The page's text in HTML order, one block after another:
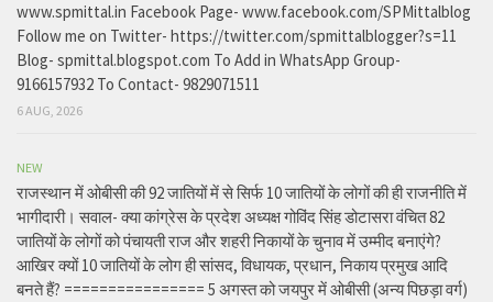
www.spmittal.in Facebook Page- www.facebook.com/SPMittalblog
Follow me on Twitter- https://twitter.com/spmittalblogger?s=11
Blog- spmittal.blogspot.com To Add in WhatsApp Group-
9166157932 To Contact- 9829071511
6 AUG, 2026
NEW
राजस्थान में ओबीसी की 92 जातियों में से सिर्फ 10 जातियों के लोगों की ही राजनीति में
भागीदारी। सवाल- क्या कांग्रेस के प्रदेश अध्यक्ष गोविंद सिंह डोटासरा वंचित 82
जातियों के लोगों को पंचायती राज और शहरी निकायों के चुनाव में उम्मीद बनाएंगे?
आखिर क्यों 10 जातियों के लोग ही सांसद, विधायक, प्रधान, निकाय प्रमुख आदि
बनते हैं? ================ 5 अगस्त को जयपुर में ओबीसी (अन्य पिछड़ा वर्ग)